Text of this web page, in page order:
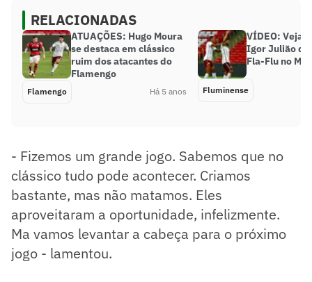
RELACIONADAS
ATUAÇÕES: Hugo Moura
se destaca em clássico
ruim dos atacantes do
Flamengo
Flamengo Há 5 anos
VÍDEO: Veja
Igor Julião
Fla-Flu no
Fluminense
- Fizemos um grande jogo. Sabemos que no
clássico tudo pode acontecer. Criamos
bastante, mas não matamos. Eles
aproveitaram a oportunidade, infelizmente.
Ma vamos levantar a cabeça para o próximo
jogo - lamentou.